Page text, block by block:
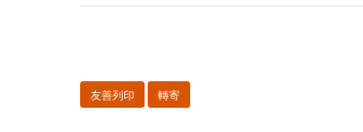
友善列印 轉寄